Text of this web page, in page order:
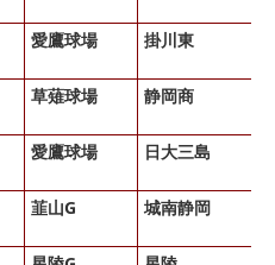
愛鷹球場 掛川東
草薙球場 静岡商
愛鷹球場 日大三島
韮山G 城南静岡